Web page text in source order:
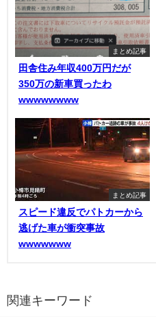
まとめ記事
田舎住み年収400万円だが
350万の新車買ったわ
wwwwwwww
まとめ記事
スピード違反でパトカーから
逃げた車が衝突事故
wwwwwww
関連キーワード